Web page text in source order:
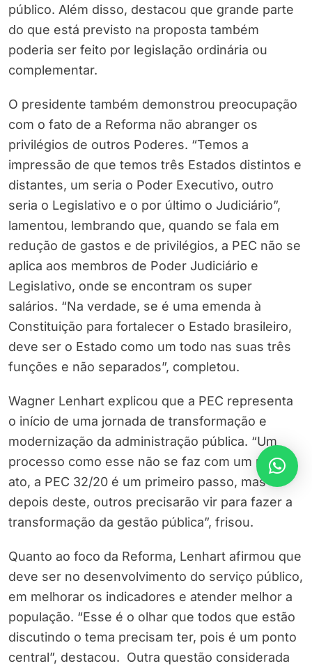
público. Além disso, destacou que grande parte
do que está previsto na proposta também
poderia ser feito por legislação ordinária ou
complementar.
O presidente também demonstrou preocupação
com o fato de a Reforma não abranger os
privilégios de outros Poderes. “Temos a
impressão de que temos três Estados distintos e
distantes, um seria o Poder Executivo, outro
seria o Legislativo e o por último o Judiciário”,
lamentou, lembrando que, quando se fala em
redução de gastos e de privilégios, a PEC não se
aplica aos membros de Poder Judiciário e
Legislativo, onde se encontram os super
salários. “Na verdade, se é uma emenda à
Constituição para fortalecer o Estado brasileiro,
deve ser o Estado como um todo nas suas três
funções e não separados”, completou.
Wagner Lenhart explicou que a PEC representa
o início de uma jornada de transformação e
modernização da administração pública. “Um
processo como esse não se faz com um único
ato, a PEC 32/20 é um primeiro passo, mas
depois deste, outros precisarão vir para fazer a
transformação da gestão pública”, frisou.
Quanto ao foco da Reforma, Lenhart afirmou que
deve ser no desenvolvimento do serviço público,
em melhorar os indicadores e atender melhor a
população. “Esse é o olhar que todos que estão
discutindo o tema precisam ter, pois é um ponto
central”, destacou. Outra questão considerada